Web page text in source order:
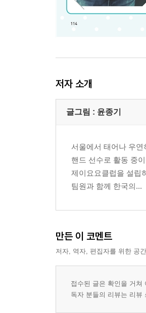
저자 소개
글그림 : 윤종기
서울에서 태어나 우
핸드 선수로 활동 중
제이요요클럽을 설립
팀원과 함께 한국의...
만든 이 코멘트
저자, 역자, 편집자를 위한 공
접수된 글은 확인을 거쳐
독자 분들의 리뷰는 리뷰